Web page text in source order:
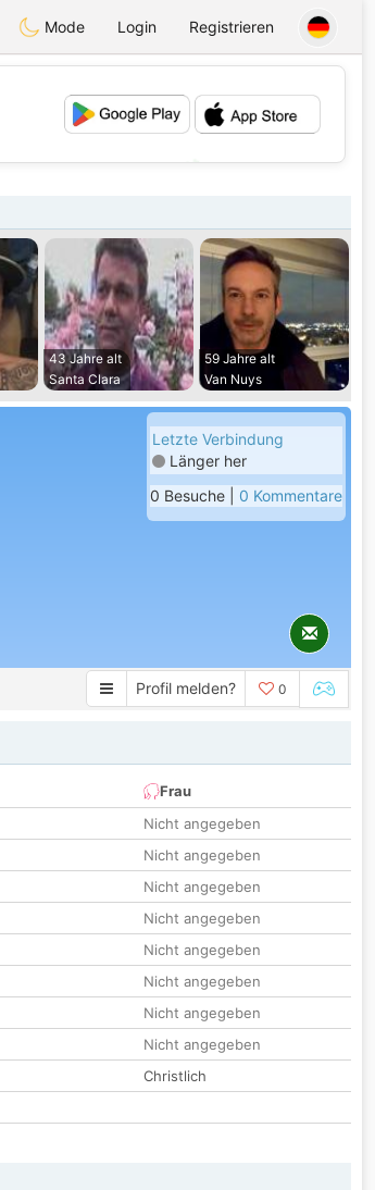
Mode Login Registrieren
43 Jahre alt
Santa Clara
59 Jahre alt
Van Nuys
Letzte Verbindung
Länger her
0 Besuche | 0 Kommentare
Profil melden? 0
Frau
Nicht angegeben
Nicht angegeben
Nicht angegeben
Nicht angegeben
Nicht angegeben
Nicht angegeben
Nicht angegeben
Nicht angegeben
Christlich